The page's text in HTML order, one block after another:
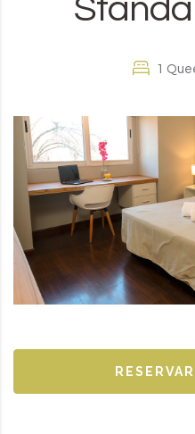
1